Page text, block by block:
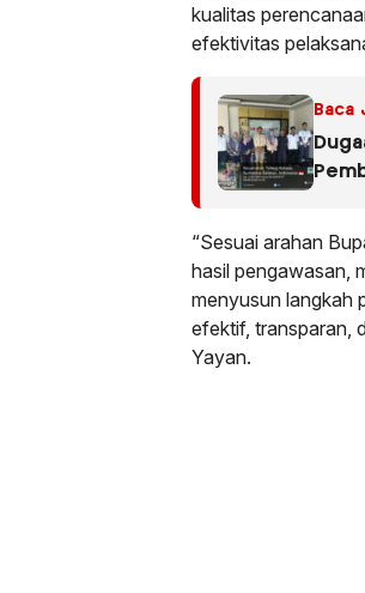
kualitas
efektivitas
Baca
“Sesuai arahan
hasil pengawasan,
menyusun langkah
efektif, transparan,
Yayan.